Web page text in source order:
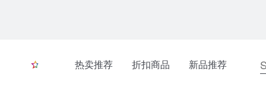
热卖推荐 折扣商品 新品推荐